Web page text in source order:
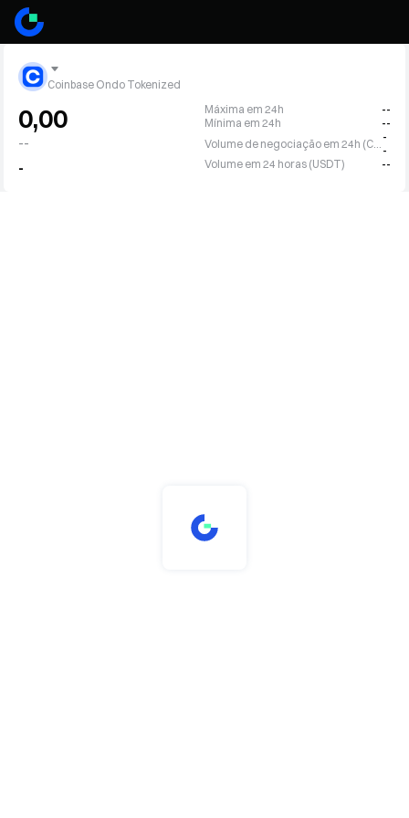
Coinbase Ondo Tokenized
0,00
--
-
Máxima em 24h
--
Mínima em 24h
--
-
-
Volume em 24 horas (USDT)
--